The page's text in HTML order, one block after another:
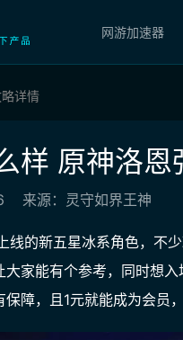
网游加速器
详情
样 原神洛恩
来源：灵守如界王神
线的新五星冰系角色，不
家能有个参考，同时想入
保障，且1元就能成为会员